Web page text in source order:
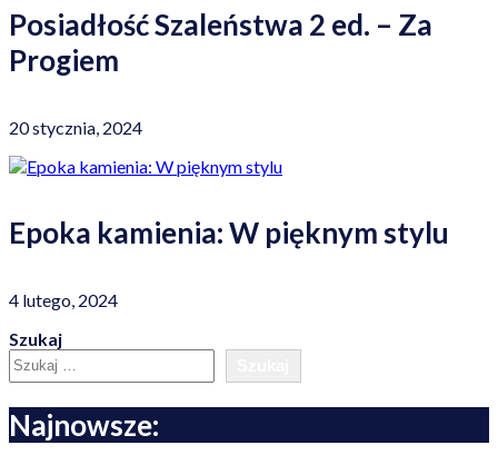
Posiadłość Szaleństwa 2 ed. – Za
Progiem
20 stycznia, 2024
Epoka kamienia: W pięknym stylu
4 lutego, 2024
Szukaj
Najnowsze: